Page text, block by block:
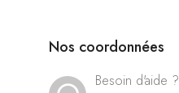
Nos coordonnées
Besoin d'aide ?